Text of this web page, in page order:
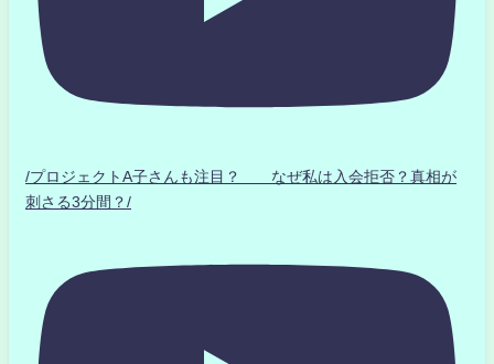
/プロジェクトA子さんも注目？ なぜ私は入会拒否？真相が
刺さる3分間？/